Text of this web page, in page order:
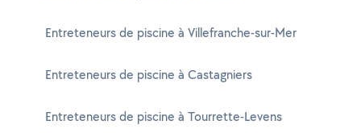
Entreteneurs de piscine à Villefranche-sur-Mer
Entreteneurs de piscine à Castagniers
Entreteneurs de piscine à Tourrette-Levens